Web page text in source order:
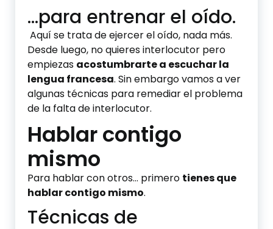
…para entrenar el oído.
Aquí se trata de ejercer el oído, nada más.
Desde luego, no quieres interlocutor pero
empiezas acostumbrarte a escuchar la
lengua francesa. Sin embargo vamos a ver
algunas técnicas para remediar el problema
de la falta de interlocutor.
Hablar contigo
mismo
Para hablar con otros… primero tienes que
hablar contigo mismo.
Técnicas de